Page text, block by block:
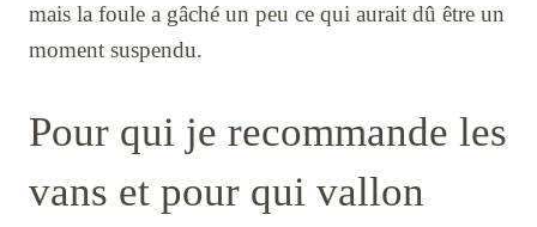
mais la foule a gâché un peu ce qui aurait dû être un
moment suspendu.
Pour qui je recommande les
vans et pour qui vallon